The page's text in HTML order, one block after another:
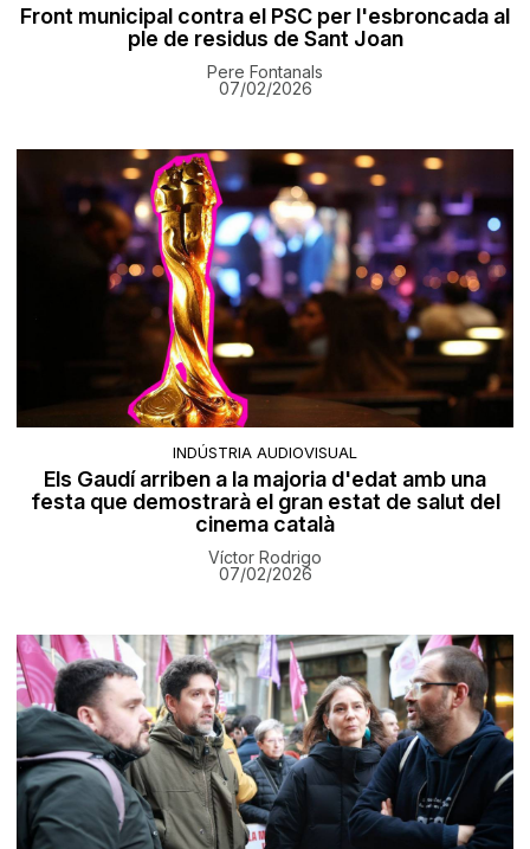
Front municipal contra el PSC per l'esbroncada al
ple de residus de Sant Joan
Pere Fontanals
07/02/2026
INDÚSTRIA AUDIOVISUAL
Els Gaudí arriben a la majoria d'edat amb una
festa que demostrarà el gran estat de salut del
cinema català
Víctor Rodrigo
07/02/2026